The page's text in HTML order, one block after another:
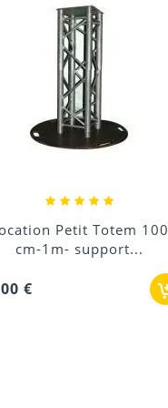
Location Pied support
Lumière 2m simple
€